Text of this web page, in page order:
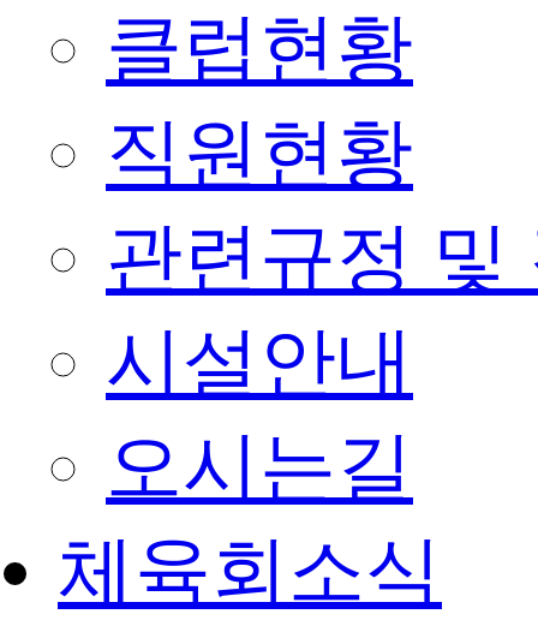
클럽현황
직원현황
관련규정 및
시설안내
오시는길
체육회소식